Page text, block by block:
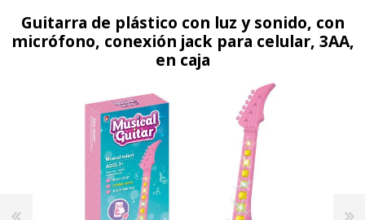
Guitarra de plástico con luz y sonido, con
micrófono, conexión jack para celular, 3AA,
en caja